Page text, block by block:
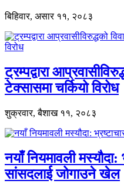
बिहिवार, असार ११, २०८३
ट्रम्पद्वारा
टेक्सासमा चर्कियो विरोध
शुक्रवार, बैशाख ११, २०८३
नयाँ नियमावली मस्यौदा:
सांसदलाई जोगाउने खेल